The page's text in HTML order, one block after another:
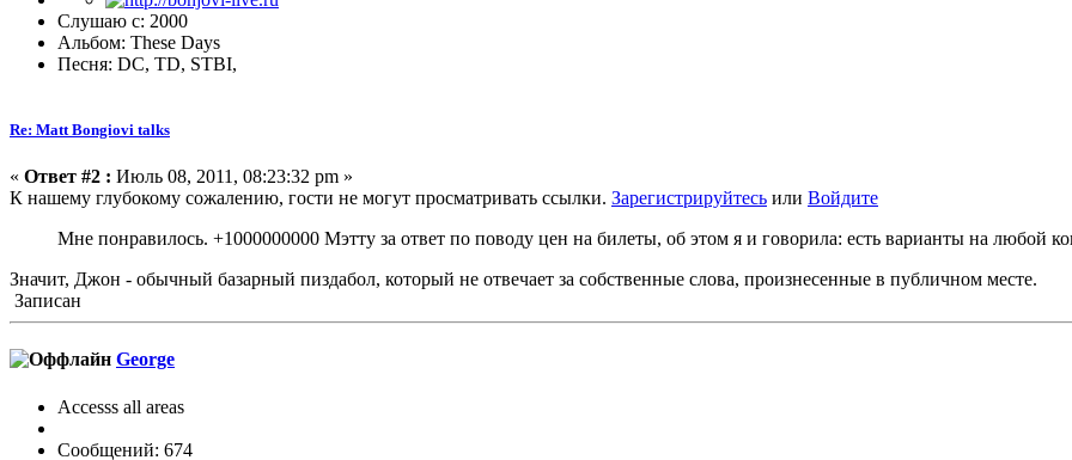
Слушаю с: 2000
Альбом: These Days
Песня: DC, TD, STBI,
Re: Matt Bongiovi talks
« Ответ #2 : Июль 08, 2011, 08:23:32 pm »
К нашему глубокому сожалению, гости не могут просматривать ссылки. Зарегистрируйтесь или Войдите
Мне понравилось. +1000000000 Мэтту за ответ по поводу цен на билеты, об этом я и говорила: есть варианты на любой
Значит, Джон - обычный базарный пиздабол, который не отвечает за собственные слова, произнесенные в публичном месте.
Записан
George
Accesss all areas
Сообщений: 674